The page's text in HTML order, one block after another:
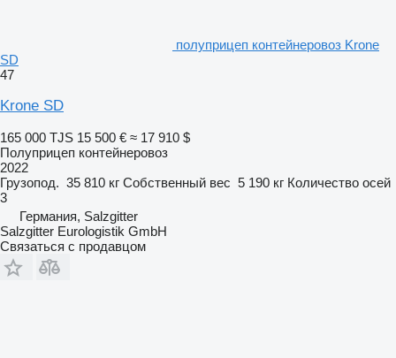
полуприцеп контейнеровоз Krone
SD
47
Krone SD
165 000 TJS 15 500 € ≈ 17 910 $
Полуприцеп контейнеровоз
2022
Грузопод. 35 810 кг Собственный вес 5 190 кг Количество осей
3
Германия, Salzgitter
Salzgitter Eurologistik GmbH
Связаться с продавцом